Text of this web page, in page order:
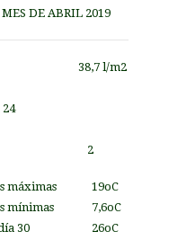
DE ABRIL 2019
38,7 l/m2
día 24
8 y 15 2
máximas 19oC
mínimas 7,6oC
el día 30 26oC